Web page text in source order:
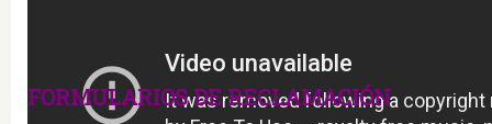
FORMULARIOS DE RECLAMACIÓN